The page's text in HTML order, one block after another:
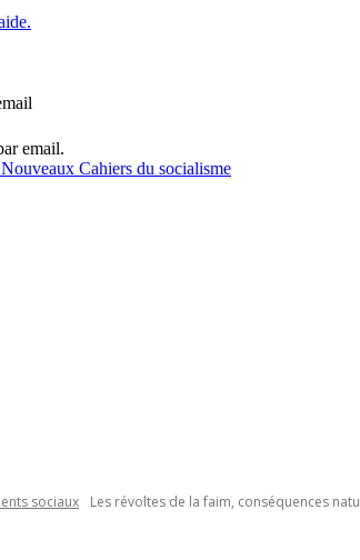
email.
Nouveaux Cahiers du socialisme
sociaux Les révoltes de la faim, conséquences